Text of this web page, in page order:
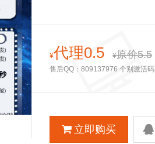
¥代理0.5 ¥原价5.5
售后QQ：809137976 个别激活
立即购买